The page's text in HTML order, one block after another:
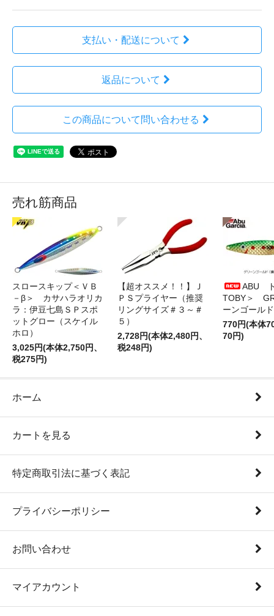
支払い・配送について
返品について
この商品について問い合わせる
売れ筋商品
スロースキップ＜ＶＢ
－β＞ カサハラオリカ
ラ：伊豆七島ＳＰスポ
ットグロー（スケイル
ホロ）
3,025円(本体2,750円、
税275円)
【超オススメ！！】Ｊ
ＰＳプライヤー（推奨
リングサイズ＃３～＃
５）
2,728円(本体2,480円、
税248円)
ABU
TOBY＞
ーンゴールド
770円(本体
70円)
ホーム
カートを見る
特定商取引法に基づく表記
プライバシーポリシー
お問い合わせ
マイアカウント